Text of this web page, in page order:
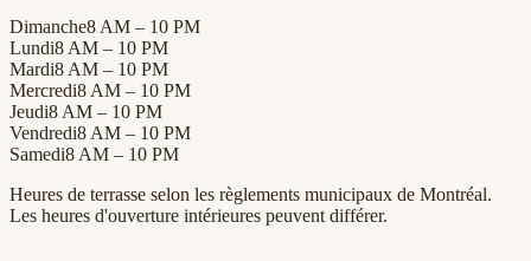
Dimanche8 AM – 10 PM
Lundi8 AM – 10 PM
Mardi8 AM – 10 PM
Mercredi8 AM – 10 PM
Jeudi8 AM – 10 PM
Vendredi8 AM – 10 PM
Samedi8 AM – 10 PM
Heures de terrasse selon les règlements municipaux de Montréal.
Les heures d'ouverture intérieures peuvent différer.